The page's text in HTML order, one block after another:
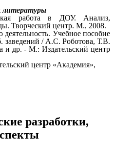
литературы
работа в ДОУ. Анализ,
Творческий центр. М., 2008.
Учебное пособие
заведений / А.С. Роботова, Т.В.
др. - М.: Издательский центр
центр «Академия»,
разработки,